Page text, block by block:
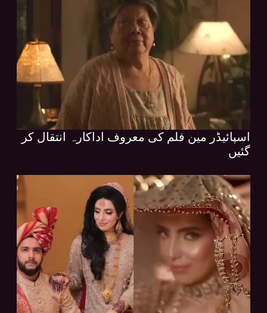
اسپائیڈر مین فلم کی معروف اداکارہ انتقال کر
گئیں